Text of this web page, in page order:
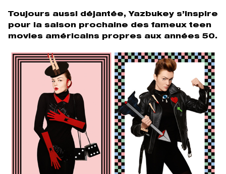
Toujours aussi déjantée, Yazbukey s’inspire
pour la saison prochaine des fameux teen
movies américains propres aux années 50.